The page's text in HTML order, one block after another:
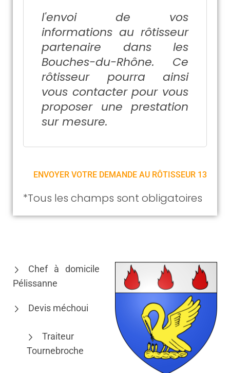
l'envoi de vos
informations au rôtisseur
partenaire dans les
Bouches-du-Rhône. Ce
rôtisseur pourra ainsi
vous contacter pour vous
proposer une prestation
sur mesure.
*Tous les champs sont obligatoires
Chef à domicile
Pélissanne
Devis méchoui
Traiteur
Tournebroche